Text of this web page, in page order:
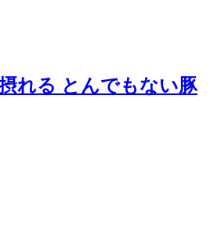
れる とんでもない豚